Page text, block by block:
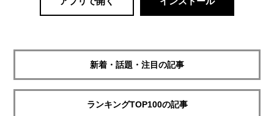
新着・話題・注目の記事
ランキングTOP100の記事